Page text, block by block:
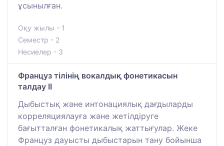
ұсынылған.
Оқу жылы - 1
Семестр - 2
Несиелер - 3
Француз тілінің вокалдық фонетикасын
талдау ІI
Дыбыстық және интонациялық дағдыларды
корреляциялауға және жетілдіруге
бағытталған фонетикалық жаттығулар. Жеке
Француз дауысты дыбыстарын тану бойынша